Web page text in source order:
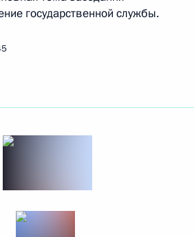
государственной службы.